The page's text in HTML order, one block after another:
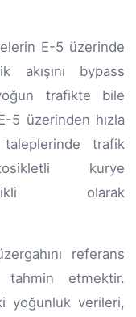
E-5 üzerinde
akışını bypass
trafikte bile
5 üzerinden hızla
taleplerinde trafik
kurye
olarak
referans
tahmin etmektir.
yoğunluk verileri,